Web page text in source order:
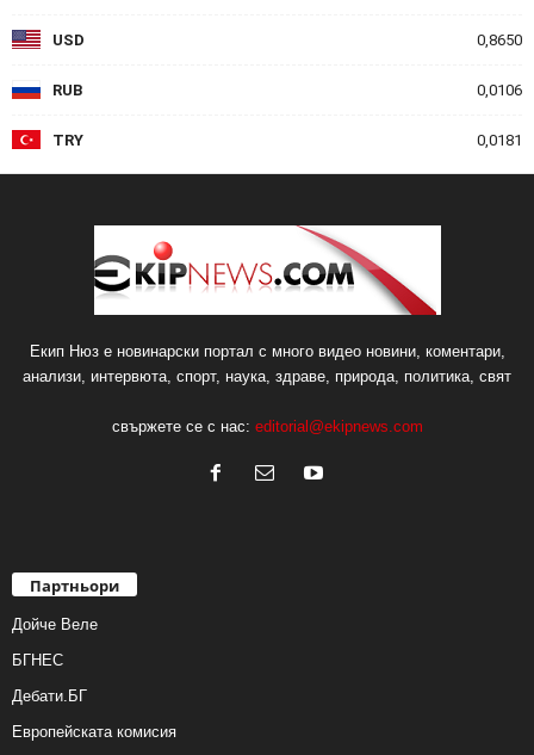
USD 0,8650
RUB 0,0106
TRY 0,0181
Екип Нюз е новинарски портал с много видео новини, коментари,
анализи, интервюта, спорт, наука, здраве, природа, политика, свят
свържете се с нас: editorial@ekipnews.com
Партньори
Дойче Веле
БГНЕС
Дебати.БГ
Европейската комисия